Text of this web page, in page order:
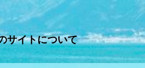
サイトについて